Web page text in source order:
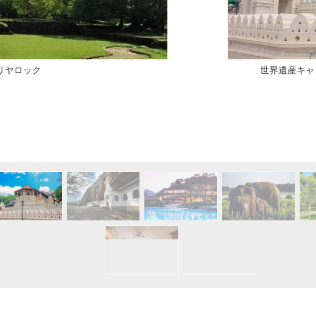
世界遺産キャンディの街にある仏の歯が祀られた「仏歯寺」